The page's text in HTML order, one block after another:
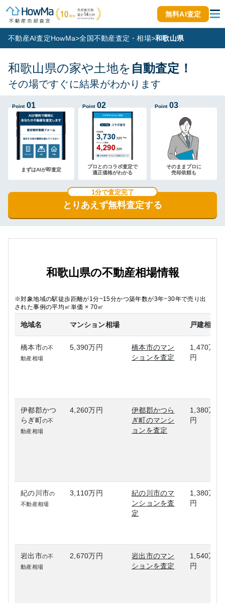
無料AI査定
不動産AI査定HowMa>全国不動産査定・相場>和歌山県
和歌山県の家や土地を 自動査定！
その場ですぐに結果がわかります
Point 01
まずはAIが即査定
Point 02
プロとのコラボ査定で
適正価格がわかる
Point 03
そのままプロに
売却依頼も
とりあえず無料査定する
1分で査定完了
和歌山県の不動産相場情報
※対象地域の駅徒歩距離が1分~15分かつ築年数が3年~30年で売り出
された事例の平均㎡単価 × 70㎡
地域名 マンション相場 戸建相場
橋本市の不
動産相場
5,390万円
橋本市のマン
ションを査定
1,470万
円
伊都郡かつ
らぎ町の不
動産相場
4,260万円
伊都郡かつら
ぎ町のマンシ
ョンを査定
1,380万
円
紀の川市の
不動産相場
3,110万円
紀の川市のマ
ンションを査
定
1,380万
円
岩出市の不
動産相場
2,670万円
岩出市のマン
ションを査定
1,540万
円